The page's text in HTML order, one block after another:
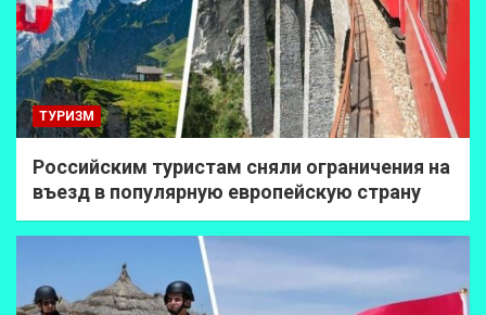
ТУРИЗМ
Российским туристам сняли ограничения на
въезд в популярную европейскую страну